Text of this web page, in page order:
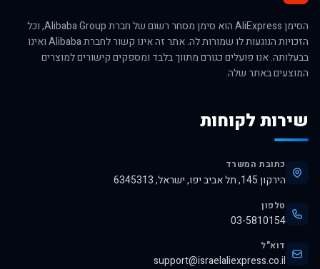
הסימן AliExpress הוא סימן מסחר רשום של חברת Alibaba Group, וכל
הזכויות הנוגעות לו שמורות לה. אתר זה אינו קשור לחברת Alibaba ואינו
בבעלותה. אנו פועלים כגורם מתווך בלבד ומספקים קישורים למוצרים
המוצעים באתר שלה.
שירות לקוחות
כתובת המשרד
הירקון 145, תל אביב יפו, ישראל, 6345313
טלפון
03-5810154
דוא"ל
support@israelaliexpress.co.il